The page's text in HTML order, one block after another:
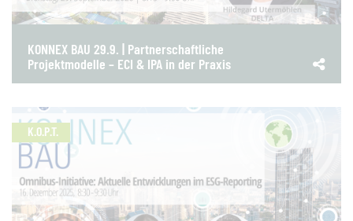
KONNEX BAU 29.9. | Partnerschaftliche
Projektmodelle – ECI & IPA in der Praxis
K.O.P.T.